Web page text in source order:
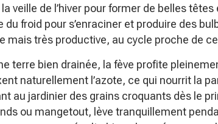
veille de l’hiver pour former de belles têtes
du froid pour s’enraciner et produire des
mais très productive, au cycle proche de
terre bien drainée, la fève profite
naturellement l’azote, ce qui nourrit la
au jardinier des grains croquants dès le
ou mangetout, lève tranquillement